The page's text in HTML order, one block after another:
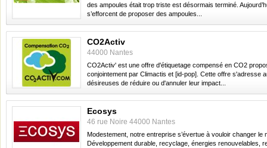
des ampoules était trop triste est désormais terminé.
s’efforcent de proposer des ampoules...
CO2Activ
44000 Nantes
CO2Activ' est une offre d'étiquetage compensé en CO2
conjointement par Climactis et [id-pop]. Cette offre s'adresse
désireuses de réduire ou d'annuler leur impact...
Ecosys
46 rue Noire 44000 Nantes
Modestement, notre entreprise s’évertue à vouloir changer le
Développement durable, recyclage, énergies renouvelables,